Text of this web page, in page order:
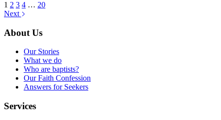
1 2 3 4 … 20
Next
About Us
Our Stories
What we do
Who are baptists?
Our Faith Confession
Answers for Seekers
Services